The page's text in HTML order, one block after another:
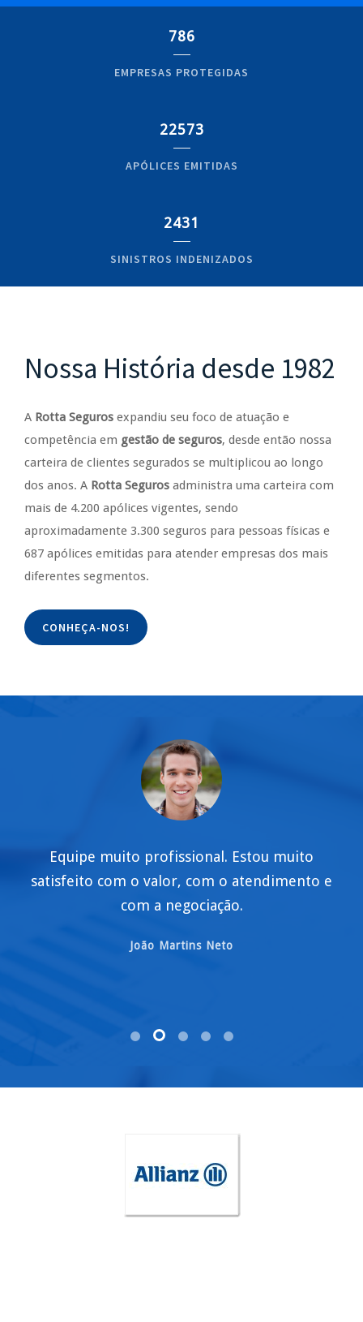
786
EMPRESAS PROTEGIDAS
22573
APÓLICES EMITIDAS
2431
SINISTROS INDENIZADOS
Nossa História desde 1982
A Rotta Seguros expandiu seu foco de atuação e
competência em gestão de seguros, desde então nossa
carteira de clientes segurados se multiplicou ao longo
dos anos. A Rotta Seguros administra uma carteira com
mais de 4.200 apólices vigentes, sendo
aproximadamente 3.300 seguros para pessoas físicas e
687 apólices emitidas para atender empresas dos mais
diferentes segmentos.
CONHEÇA-NOS!
Equipe muito profissional. Estou muito
satisfeito com o valor, com o atendimento e
com a negociação.
João Martins Neto